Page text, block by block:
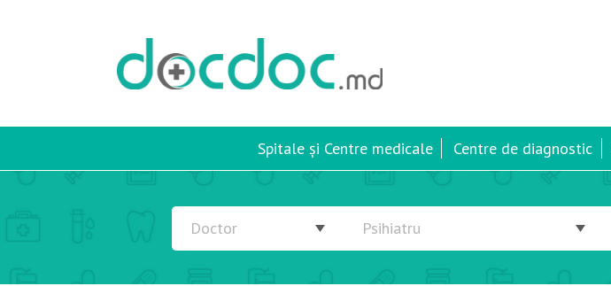
Spitale și Centre medicale Centre de diagnostic